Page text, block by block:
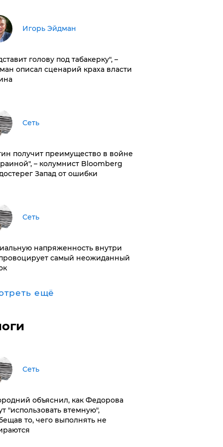
Игорь Эйдман
голову под табакерку", –
описал сценарий краха власти
Сеть
получит преимущество в войне
– колумнист Bloomberg
Запад от ошибки
Сеть
напряженность внутри
самый неожиданный
ещё
Сеть
объяснил, как Федорова
"использовать втемную",
то, чего выполнять не